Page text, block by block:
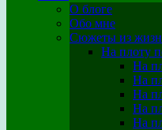
О блоге
Обо мне
Сюжеты из
На плоту
На
На
На
На
На